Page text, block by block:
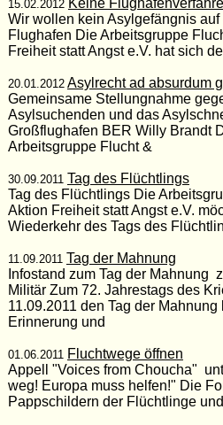
15.02.2012 Keine
Wir wollen kein Asylgefängnis
Flughafen Die Arbeitsgruppe
Freiheit statt Angst e.V. hat sich
20.01.2012 Asylrecht ad absurdum
Gemeinsame Stellungnahme
Asylsuchenden und das
Großflughafen BER Willy Brandt
Arbeitsgruppe Flucht &
30.09.2011 Tag des Flüchtlings
Tag des Flüchtlings Die
Aktion Freiheit statt Angst e.V.
Wiederkehr des Tags des
11.09.2011 Tag der Mahnung
Infostand zum Tag der Mahnung
Militär Zum 72. Jahrestags des
11.09.2011 den Tag der
Erinnerung und
01.06.2011 Fluchtwege öffnen
Appell "Voices from Choucha"
weg! Europa muss helfen!" Die
Pappschildern der Flüchtlinge